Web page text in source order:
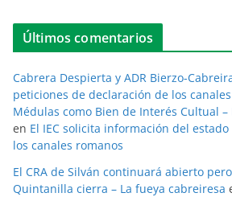
Últimos comentarios
Cabrera Despierta y ADR Bierzo-
peticiones de declaración de los
Médulas como Bien de Interés Cultual –
en El IEC solicita información del
los canales romanos
El CRA de Silván continuará abierto
Quintanilla cierra – La fueya cabreiresa